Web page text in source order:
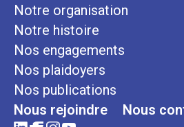
Notre organisation
Notre histoire
Nos engagements
Nos plaidoyers
Nos publications
Nous rejoindre Nous